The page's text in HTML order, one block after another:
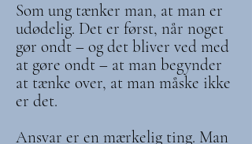
Som ung tænker man, at man er
udødelig. Det er først, når noget
gør ondt – og det bliver ved med
at gøre ondt – at man begynder
at tænke over, at man måske ikke
er det.
Ansvar er en mærkelig ting. Man